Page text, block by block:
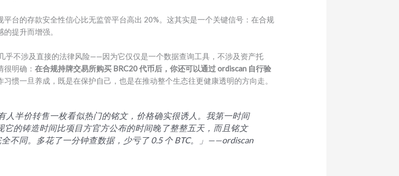
台的存款安全性信心比无监管平台高出 20%。这其实是一个关键信号：在合规
提升而增强。
乎不涉及直接的法律风险——因为它仅仅是一个数据查询工具，不涉及资产托
很明确：在合规持牌交易所购买 BRC20 代币后，你还可以通过 ordiscan 自行验
习惯一旦养成，既是在保护自己，也是在推动整个生态往更健康透明的方向走。
人半价转售一枚看似热门的铭文，价格确实很诱人。我第一时间
它的铸造时间比项目方官方公布的时间晚了整整五天，而且铭文
不同。多花了一分钟查数据，少亏了 0.5 个 BTC。」——ordiscan